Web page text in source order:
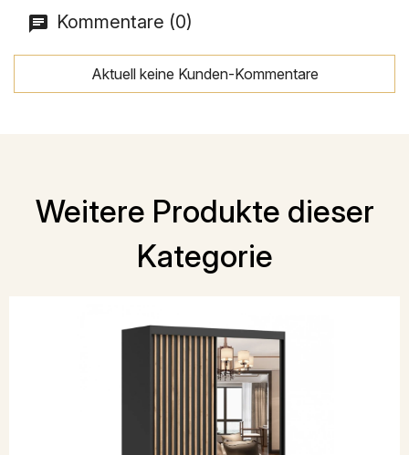
Kommentare (0)
Aktuell keine Kunden-Kommentare
Weitere Produkte dieser
Kategorie